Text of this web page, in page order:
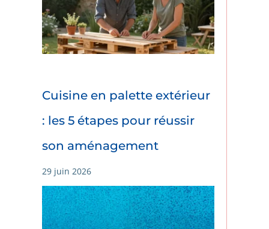
Cuisine en palette extérieur
: les 5 étapes pour réussir
son aménagement
29 juin 2026